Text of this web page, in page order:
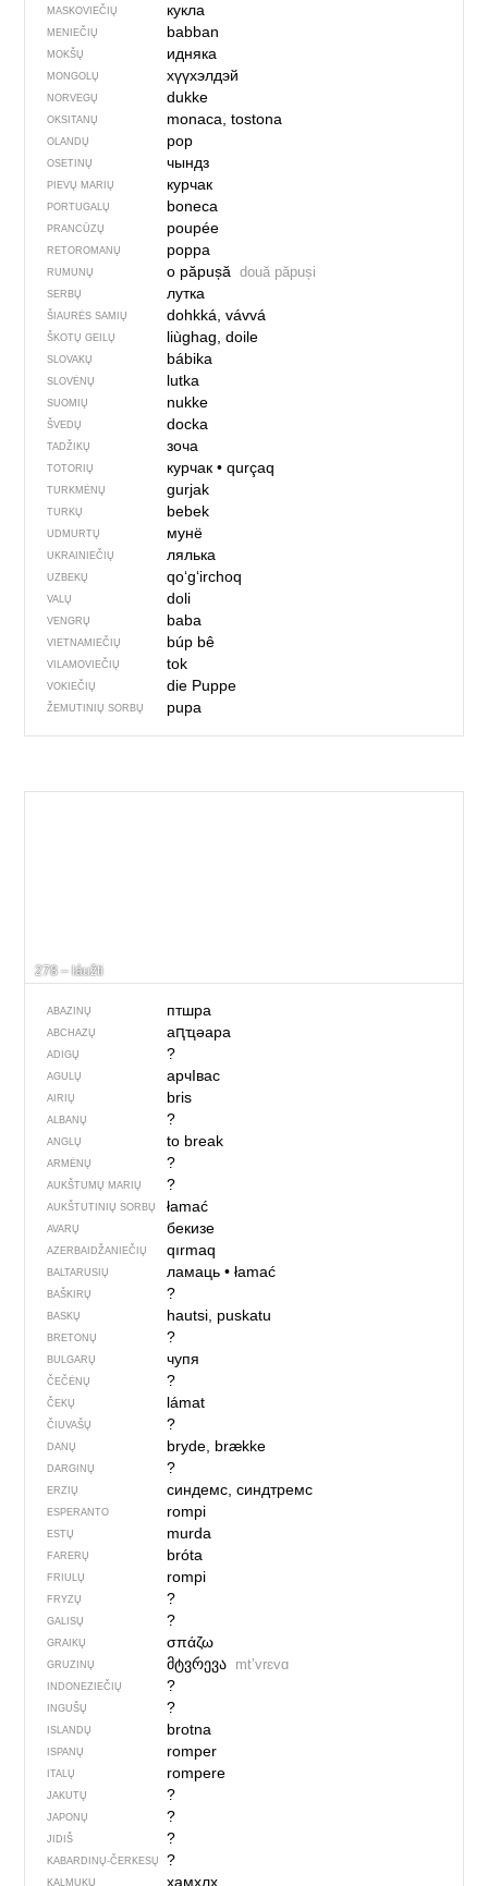
MASKOVIEČIŲ кукла
MENIEČIŲ babban
MOKŠŲ идняка
MONGOLŲ хүүхэлдэй
NORVEGŲ dukke
OKSITANŲ monaca, tostona
OLANDŲ pop
OSETINŲ чындз
PIEVŲ MARIŲ курчак
PORTUGALŲ boneca
PRANCŪZŲ poupée
RETOROMANŲ poppa
RUMUNŲ o păpușă două păpuși
SERBŲ лутка
ŠIAURĖS SAMIŲ dohkká, vávvá
ŠKOTŲ GEILŲ liùghag, doile
SLOVAKŲ bábika
SLOVĖNŲ lutka
SUOMIŲ nukke
ŠVEDŲ docka
TADŽIKŲ зоча
TOTORIŲ курчак• qurçaq
TURKMĖNŲ gurjak
TURKŲ bebek
UDMURTŲ мунё
UKRAINIEČIŲ лялька
UZBEKŲ qoʻgʻirchoq
VALŲ doli
VENGRŲ baba
VIETNAMIEČIŲ búp bê
VILAMOVIEČIŲ tok
VOKIEČIŲ die Puppe
ŽEMUTINIŲ SORBŲ pupa
278 – láužti
ABAZINŲ птшра
ABCHAZŲ аԥҵәара
ADIGŲ ?
AGULŲ арчIвас
AIRIŲ bris
ALBANŲ ?
ANGLŲ to break
ARMĖNŲ ?
AUKŠTUMŲ MARIŲ ?
AUKŠTUTINIŲ SORBŲ łamać
AVARŲ бекизе
AZERBAIDŽANIEČIŲ qırmaq
BALTARUSIŲ ламаць• łamać
BAŠKIRŲ ?
BASKŲ hautsi, puskatu
BRETONŲ ?
BULGARŲ чупя
ČEČĖNŲ ?
ČEKŲ lámat
ČIUVAŠŲ ?
DANŲ bryde, brække
DARGINŲ ?
ERZIŲ синдемс, синдтремс
ESPERANTO rompi
ESTŲ murda
FARERŲ bróta
FRIULŲ rompi
FRYZŲ ?
GALISŲ ?
GRAIKŲ σπάζω
GRUZINŲ მტვრევა mtʼvrɛvɑ
INDONEZIEČIŲ ?
INGUŠŲ ?
ISLANDŲ brotna
ISPANŲ romper
ITALŲ rompere
JAKUTŲ ?
JAPONŲ ?
JIDIŠ ?
KABARDINŲ-ČERKESŲ ?
KALMUKŲ хамхлх